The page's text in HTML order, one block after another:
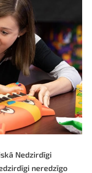
Nedzirdīgi
neredzīgo